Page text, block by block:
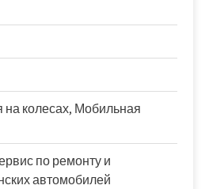
колесах, Мобильная
по ремонту и
автомобилей